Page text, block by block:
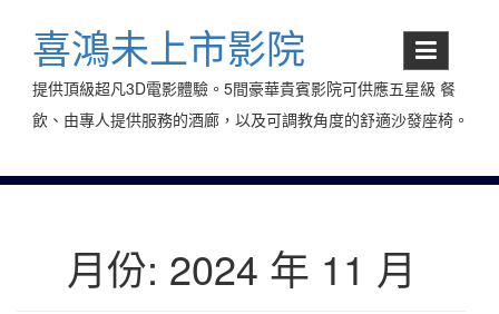
content喜鴻未上市影院
提供頂級超凡3D電影體驗。5間豪華貴賓影院可供應五星級 餐
飲、由專人提供服務的酒廊，以及可調教角度的舒適沙發座椅。
月份: 2024 年 11 月